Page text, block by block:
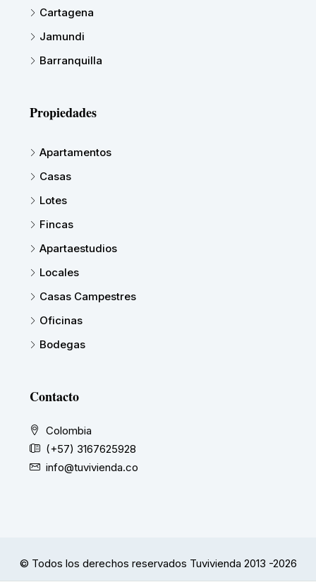
Cartagena
Jamundi
Barranquilla
Propiedades
Apartamentos
Casas
Lotes
Fincas
Apartaestudios
Locales
Casas Campestres
Oficinas
Bodegas
Contacto
Colombia
(+57) 3167625928
info@tuvivienda.co
© Todos los derechos reservados Tuvivienda 2013 -2026